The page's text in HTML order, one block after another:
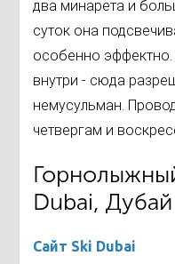
два минарета и
суток она
особенно
внутри - сюда
немусульман.
четвергам и
Dubai, Дубай
Сайт Ski Dubai